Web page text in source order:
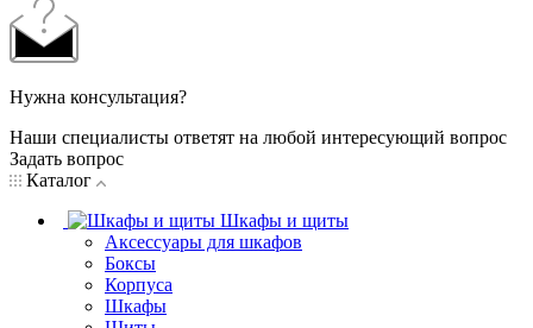
Нужна консультация?
Наши специалисты ответят на любой интересующий вопрос
Задать вопрос
Каталог
Шкафы и щиты
Аксессуары для шкафов
Боксы
Корпуса
Шкафы